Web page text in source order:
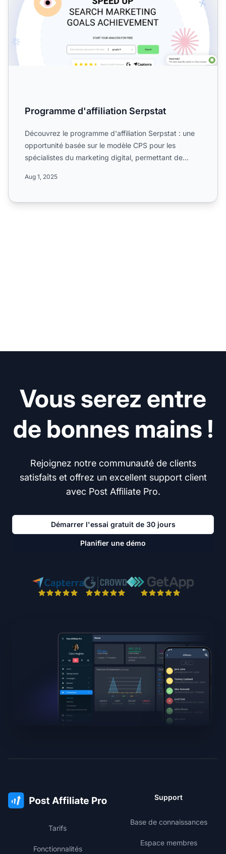
Programme d'affiliation Serpstat
Découvrez le programme d'affiliation Serpstat : une
opportunité basée sur le modèle CPS pour les
spécialistes du marketing digital, permettant de
Aug 1, 2025
Vous serez entre
de bonnes mains !
Rejoignez notre communauté de clients
satisfaits et offrez un excellent support client
avec Post Affiliate Pro.
Démarrer l'essai gratuit de 30 jours
Planifier une démo
Tarifs
Fonctionnalités
Support
Base de connaissances
Espace membres